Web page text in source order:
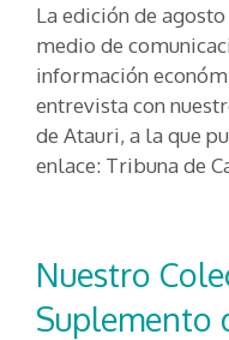
La edición de
medio de
información
entrevista con
de Atauri, a la que
enlace: Tribuna de
Nuestro
Suplemento